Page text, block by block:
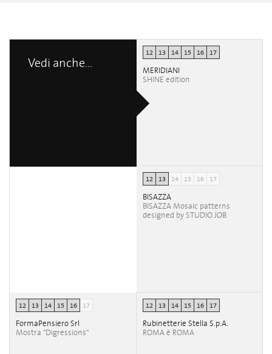
Vedi anche...
12 13 14 15 16 17
MERIDIANI
SHINE edition
12 13 14 15 16 17
BISAZZA
BISAZZA Mosaic patterns
designed by STUDIO JOB
12 13 14 15 16 17
FormaPensiero Srl
Mostra "Digressions"
12 13 14 15 16 17
Rubinetterie Stella S.p.A.
ROMA è ROMA